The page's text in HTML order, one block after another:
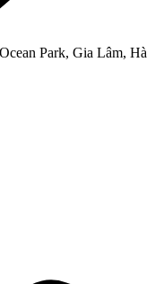
Park, Gia Lâm, Hà